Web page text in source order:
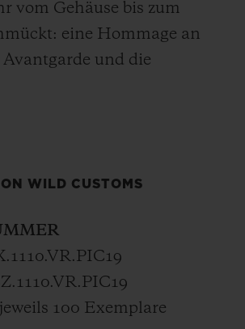
bei E-Gitarren
soll.
vom Gehäuse bis zum
eine Hommage an
Avantgarde und die
vom berühmten
die Energie der
Gitarre – und ihre
Kreativität. Die Uhr wird
mit
WILD CUSTOMS
100 Exemplare